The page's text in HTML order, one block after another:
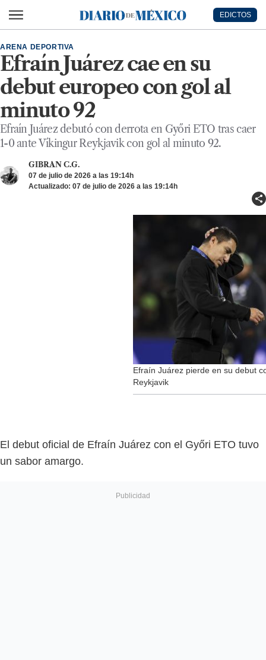
Diario de México
EDICTOS
Efraín Juárez cae en su
debut europeo con gol al
minuto 92
ARENA DEPORTIVA
Efraín Juárez debutó con derrota en Győri ETO tras caer
1-0 ante Víkingur Reykjavik con gol al minuto 92.
GIBRAN C.G.
07 de julio de 2026 a las 19:14h
Actualizado: 07 de julio de 2026 a las 19:14h
Efraín Juárez pierde en su debut
Reykjavik
El debut oficial de Efraín Juárez con el Győri ETO tuvo
un sabor amargo.